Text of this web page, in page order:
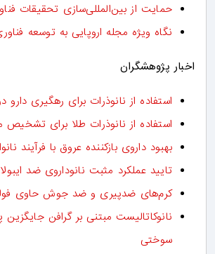
حمایت از بین‌المللی‌سازی تحقیقات
نگاه ویژه مجله اروپایی به توسعه
اخبار پژوهشگران
استفاده از نانوذرات برای رهگیری دارو
استفاده از نانوذرات طلا برای
بهبود داروی بازکننده عروق با فرآیند
تایید عملکرد مثبت نانوداروی ضد
کرم‌های ضدپیری و ضد جوش حاوی
نانوکاتالیست مبتنی بر گرافن
سوختی